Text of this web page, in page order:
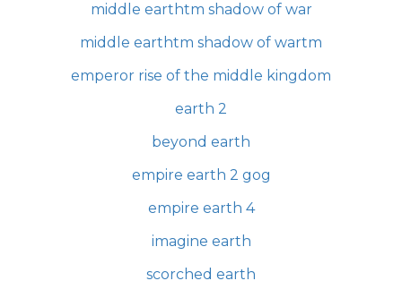
middle earthtm shadow of war
middle earthtm shadow of wartm
emperor rise of the middle kingdom
earth 2
beyond earth
empire earth 2 gog
empire earth 4
imagine earth
scorched earth